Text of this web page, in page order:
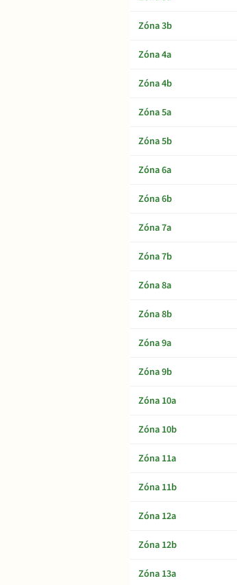
Zóna 3b
Zóna 4a
Zóna 4b
Zóna 5a
Zóna 5b
Zóna 6a
Zóna 6b
Zóna 7a
Zóna 7b
Zóna 8a
Zóna 8b
Zóna 9a
Zóna 9b
Zóna 10a
Zóna 10b
Zóna 11a
Zóna 11b
Zóna 12a
Zóna 12b
Zóna 13a